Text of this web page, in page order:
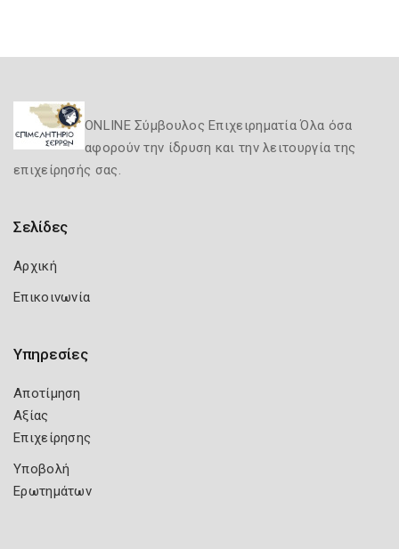
ONLINE Σύμβουλος Επιχειρηματία Όλα όσα
αφορούν την ίδρυση και την λειτουργία της
επιχείρησής σας.
Σελίδες
Αρχική
Επικοινωνία
Υπηρεσίες
Αποτίμηση
Αξίας
Επιχείρησης
Υποβολή
Ερωτημάτων